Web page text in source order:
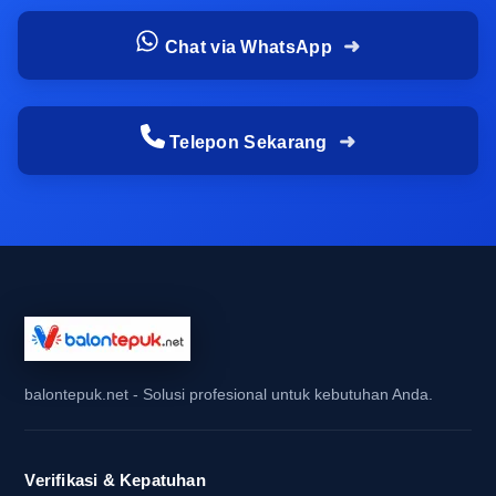
Keunggulan utama balon tepuk terletak pada
kombinasi visual dan suara. Saat diangkat
yang ramai namun tetap terarah. Lalu ketika
ditepukkan, bunyinya memberi efek semangat
yang membuat audiens merasa ikut masuk ke
mudah ditangkap.
ramai secara jumlah, balon tepuk yang seragam
Chat via WhatsApp
Telepon Sekarang
balontepuk.net - Solusi profesional untuk kebutuhan Anda.
Verifikasi & Kepatuhan